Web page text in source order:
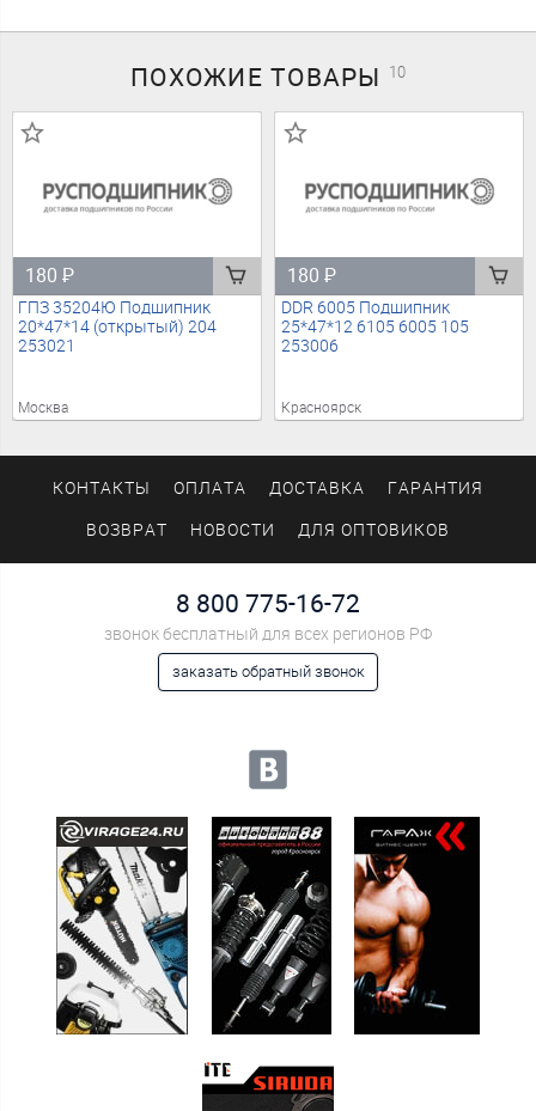
ПОХОЖИЕТОВАРЫ 10
180₽
ГПЗ 35204Ю Подшипник
20*47*14 (открытый) 204
253021
Москва
180₽
DDR 6005 Подшипник
25*47*12 6105 6005 105
253006
Красноярск
КОНТАКТЫ ОПЛАТА ДОСТАВКА ГАРАНТИЯ
ВОЗВРАТ НОВОСТИ ДЛЯ ОПТОВИКОВ
8 800 775-16-72
звонок бесплатный для всех регионов РФ
заказать обратный звонок